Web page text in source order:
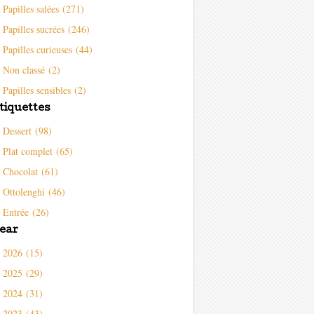
Papilles salées (271)
Papilles sucrées (246)
Papilles curieuses (44)
Non classé (2)
Papilles sensibles (2)
Dessert (98)
Plat complet (65)
Chocolat (61)
Ottolenghi (46)
Entrée (26)
2026 (15)
2025 (29)
2024 (31)